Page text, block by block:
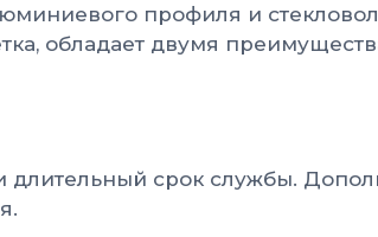
профиля и
обладает двумя
длительный срок службы.